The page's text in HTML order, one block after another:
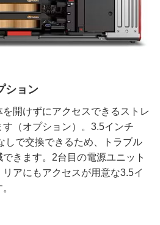
ション
開けずにアクセスできるストレ
（オプション）。3.5インチ
しで交換できるため、トラブル
きます。2台目の電源ユニット
アにもアクセスが用意な3.5イ